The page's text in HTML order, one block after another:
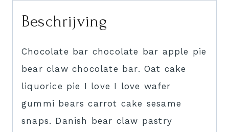
Beschrijving
Chocolate bar chocolate bar apple pie
bear claw chocolate bar. Oat cake
liquorice pie I love I love wafer
gummi bears carrot cake sesame
snaps. Danish bear claw pastry